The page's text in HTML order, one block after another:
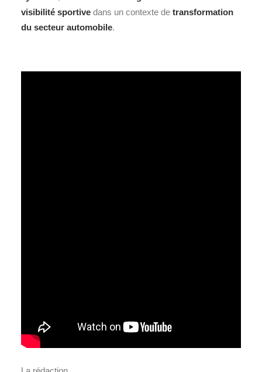
visibilité sportive dans un contexte de transformation
du secteur automobile.